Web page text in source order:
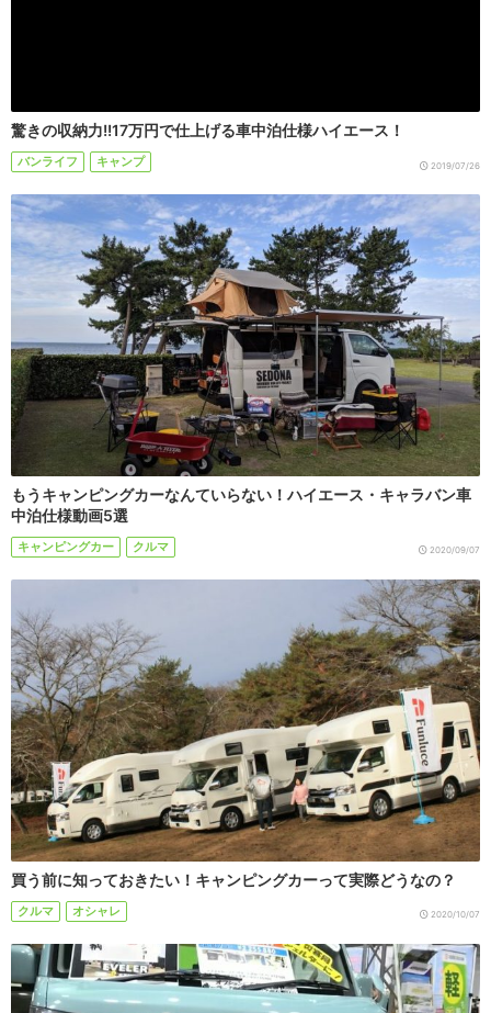
驚きの収納力!!17万円で仕上げる車中泊仕様ハイエース！
バンライフ キャンプ 2019/07/26
もうキャンピングカーなんていらない！ハイエース・キャラバン車
中泊仕様動画5選
キャンピングカー クルマ 2020/09/07
買う前に知っておきたい！キャンピングカーって実際どうなの？
クルマ オシャレ 2020/10/07